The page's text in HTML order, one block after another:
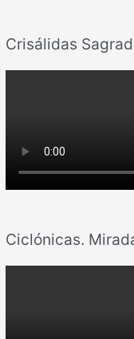
Crisálidas
Ciclónicas.